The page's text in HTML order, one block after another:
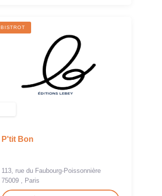
BISTROT
P'tit Bon
113, rue du Faubourg-Poissonnière
75009 , Paris